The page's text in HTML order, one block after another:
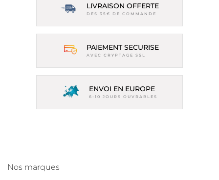
LIVRAISON OFFERTE
DÈS 35€ DE COMMANDE
PAIEMENT SECURISE
AVEC CRYPTAGE SSL
ENVOI EN EUROPE
6-10 JOURS OUVRABLES
Nos marques